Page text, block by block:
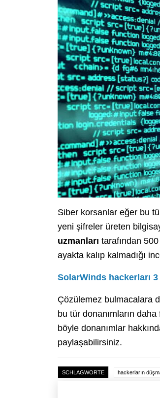
Siber korsanlar eğer bu
yeni şifreler üreten
uzmanları tarafından
ayakta kalıp kalmadığı
SolarWinds hackerları
Çözülemez bulmacalara
bu tür donanımların
böyle donanımlar
paylaşabilirsiniz.
SCHLAGWORTE hackerların